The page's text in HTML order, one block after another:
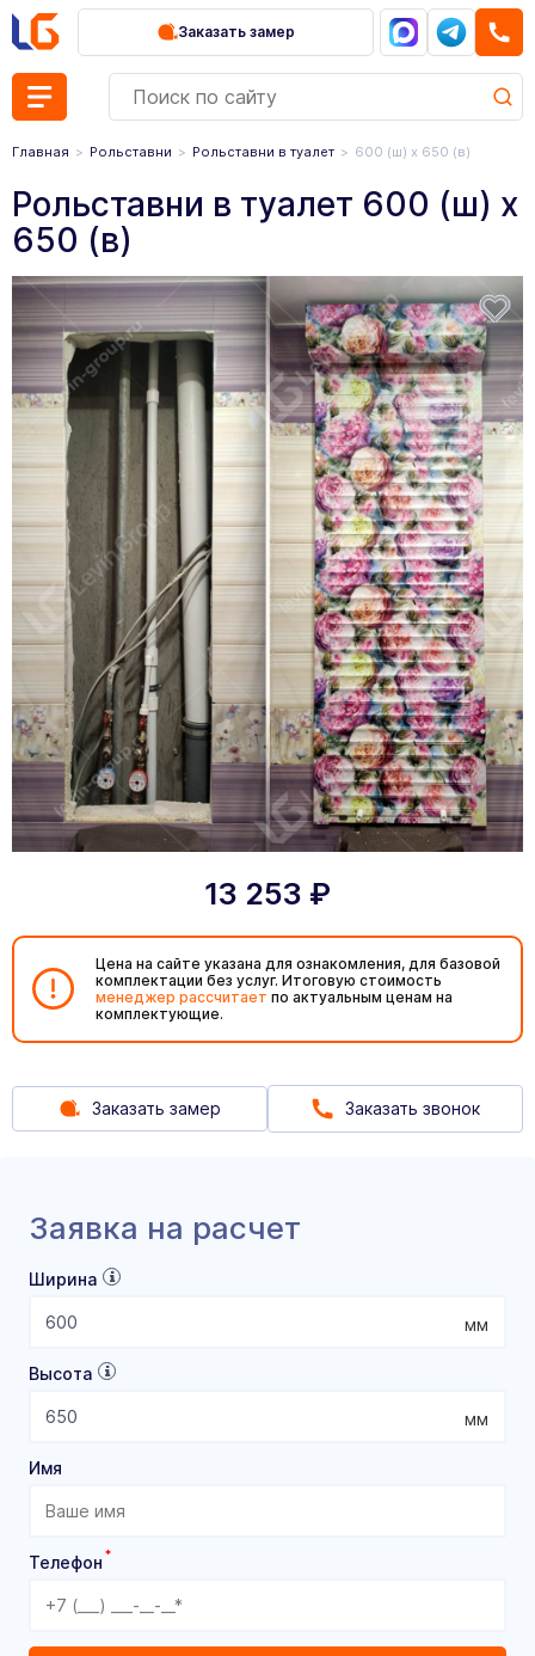
Заказать замер
Главная Рольставни Рольставни в туалет 600 (ш) х 650 (в)
Рольставни в туалет 600 (ш) х
650 (в)
13 253 ₽
Цена на сайте указана для ознакомления, для базовой
комплектации без услуг. Итоговую стоимость
менеджер рассчитает по актуальным ценам на
комплектующие.
Заказать замер Заказать звонок
Заявка на расчет
Ширина
мм
Высота
мм
Имя
Телефон *